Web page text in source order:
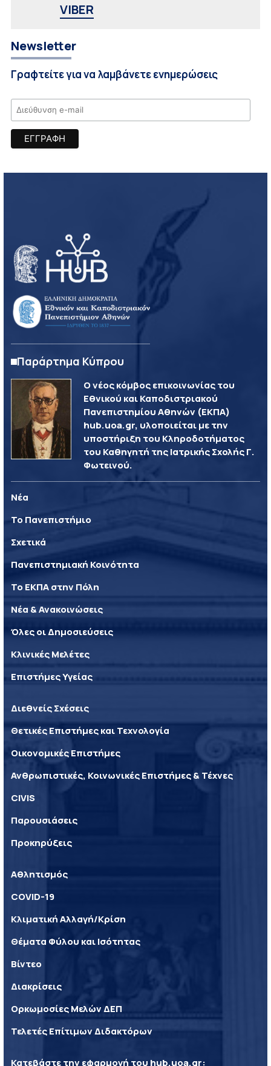
VIBER
Newsletter
Γραφτείτε για να λαμβάνετε ενημερώσεις
Παράρτημα Κύπρου
Ο νέος κόμβος επικοινωνίας του
Εθνικού και Καποδιστριακού
Πανεπιστημίου Αθηνών (ΕΚΠΑ)
hub.uoa.gr, υλοποιείται με την
υποστήριξη του Κληροδοτήματος
του Καθηγητή της Ιατρικής Σχολής Γ.
Φωτεινού.
Νέα
Το Πανεπιστήμιο
Σχετικά
Πανεπιστημιακή Κοινότητα
Το ΕΚΠΑ στην Πόλη
Νέα & Ανακοινώσεις
Όλες οι Δημοσιεύσεις
Κλινικές Μελέτες
Επιστήμες Υγείας
Διεθνείς Σχέσεις
Θετικές Επιστήμες και Τεχνολογία
Οικονομικές Επιστήμες
Ανθρωπιστικές, Κοινωνικές Επιστήμες & Τέχνες
CIVIS
Παρουσιάσεις
Προκηρύξεις
Αθλητισμός
COVID-19
Κλιματική Αλλαγή/Κρίση
Θέματα Φύλου και Ισότητας
Βίντεο
Διακρίσεις
Ορκωμοσίες Μελών ΔΕΠ
Τελετές Επίτιμων Διδακτόρων
Κατεβάστε την εφαρμογή του hub.uoa.gr: